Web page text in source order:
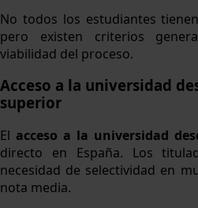
No todos los estudiantes
pero existen criterios
viabilidad del proceso.
Acceso a la universidad
superior
El acceso a la universidad
directo en España. Los
necesidad de selectividad en
nota media.